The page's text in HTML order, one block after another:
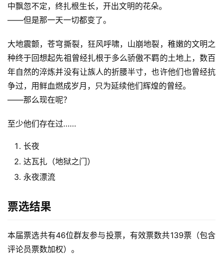
中飘忽不定，终扎根生长，开出文明的花朵。
——但是那一天一切都变了。
大地震颤，苍穹撕裂，狂风呼啸，山崩地裂，稚嫩的文明之
种终于回想起先祖曾经扎根于多么骄傲不羁的土地上，数百
年自然的淬炼并没有让族人的折腰半寸，也许他们也曾经抗
争过，用鲜血燃成岁月，只为延续他们辉煌的曾经。
——那么现在呢？
至少他们存在过……
长夜
达瓦扎（地狱之门）
永夜漂流
票选结果
本届票选共有46位群友参与投票，有效票数共139票（包含
评论员票数加权）。